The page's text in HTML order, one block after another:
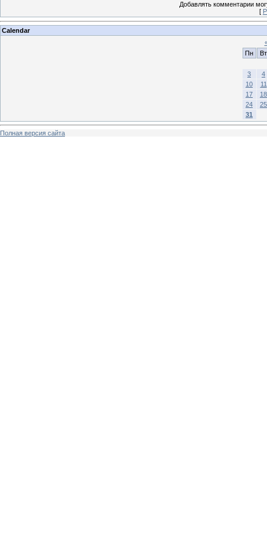
Добавлять комментарии
[
Calendar
Пн
Вт
3
4
10
11
17
18
24
25
31
Полная версия сайта